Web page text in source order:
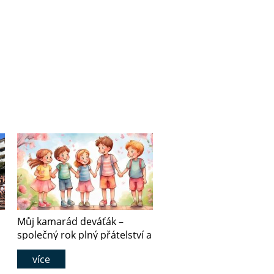
Můj kamarád deváťák –
společný rok plný přátelství a
spolupráce
více